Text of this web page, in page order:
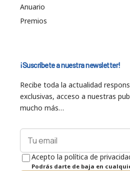
Anuario
Premios
¡Suscríbete a nuestra newsletter!
Recibe toda la actualidad
exclusivas, acceso a nuestras
mucho más…
Acepto la política de
Podrás darte de baja en